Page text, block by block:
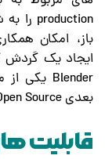
ایجاد یک گردش
بعدی Open Source در سراسر جهان است.
قابلیت